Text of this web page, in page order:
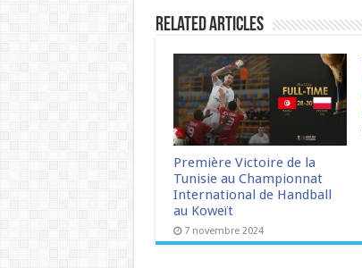
Related Articles
Première Victoire de la
Tunisie au Championnat
International de Handball
au Koweït
7 novembre 2024